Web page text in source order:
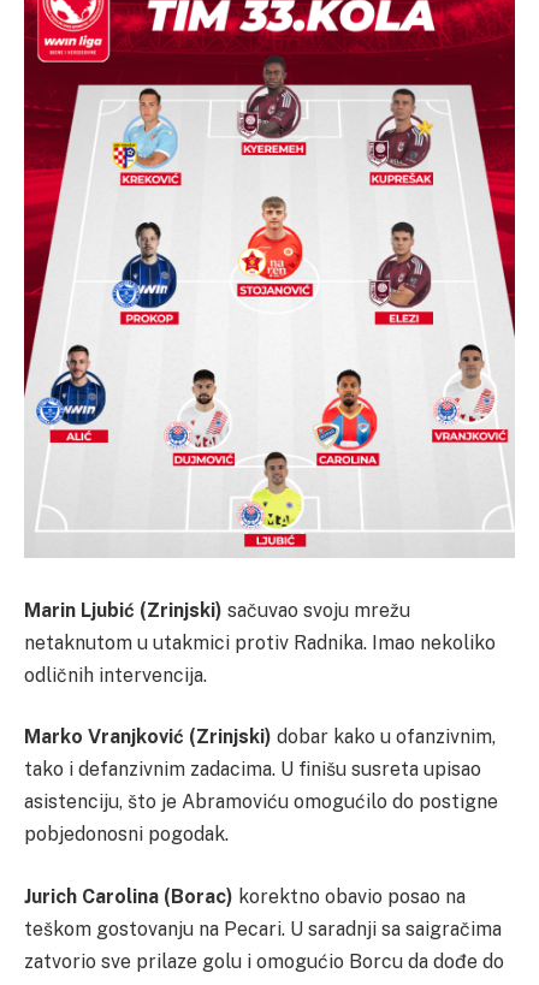
Marin Ljubić (Zrinjski) sačuvao svoju mrežu
netaknutom u utakmici protiv Radnika. Imao nekoliko
odličnih intervencija.
Marko Vranjković (Zrinjski) dobar kako u ofanzivnim,
tako i defanzivnim zadacima. U finišu susreta upisao
asistenciju, što je Abramoviću omogućilo do postigne
pobjedonosni pogodak.
Jurich Carolina (Borac) korektno obavio posao na
teškom gostovanju na Pecari. U saradnji sa saigračima
zatvorio sve prilaze golu i omogućio Borcu da dođe do